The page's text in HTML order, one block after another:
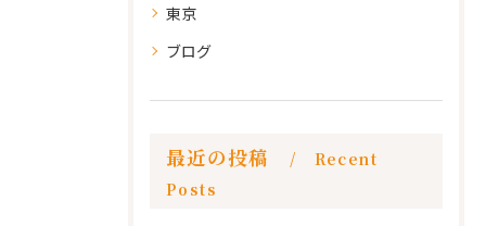
東京
ブログ
最近の投稿
Recent
Posts